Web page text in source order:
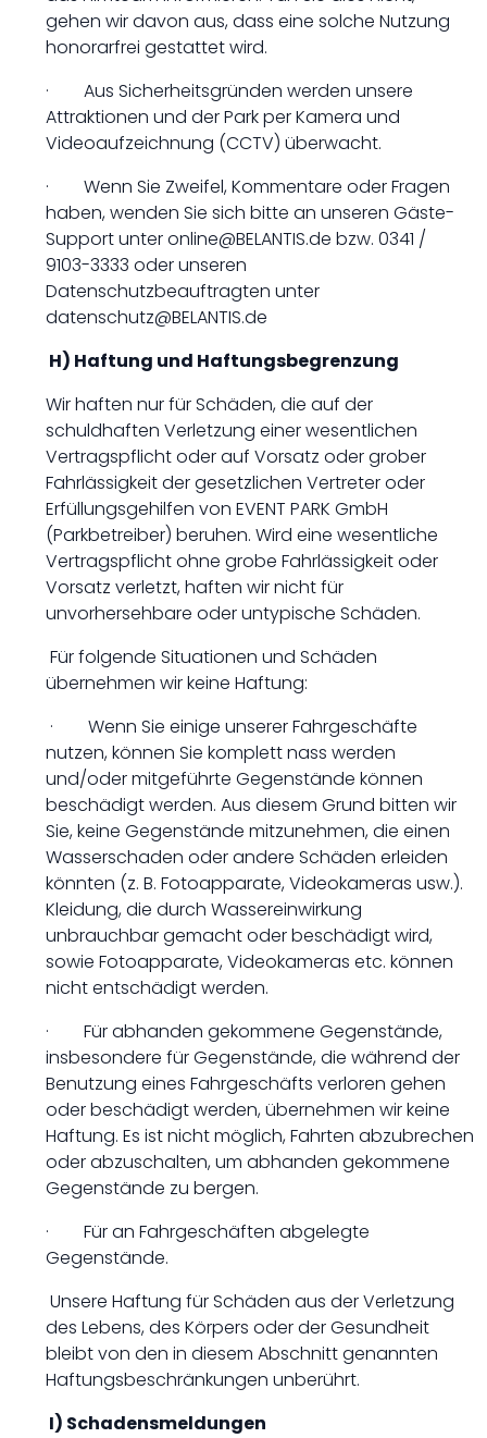
gehen wir davon aus, dass eine solche Nutzung
honorarfrei gestattet wird.
· Aus Sicherheitsgründen werden unsere
Attraktionen und der Park per Kamera und
Videoaufzeichnung (CCTV) überwacht.
· Wenn Sie Zweifel, Kommentare oder Fragen
haben, wenden Sie sich bitte an unseren Gäste-
Support unter online@BELANTIS.de bzw. 0341 /
9103-3333 oder unseren
Datenschutzbeauftragten unter
datenschutz@BELANTIS.de
H) Haftung und Haftungsbegrenzung
Wir haften nur für Schäden, die auf der
schuldhaften Verletzung einer wesentlichen
Vertragspflicht oder auf Vorsatz oder grober
Fahrlässigkeit der gesetzlichen Vertreter oder
Erfüllungsgehilfen von EVENT PARK GmbH
(Parkbetreiber) beruhen. Wird eine wesentliche
Vertragspflicht ohne grobe Fahrlässigkeit oder
Vorsatz verletzt, haften wir nicht für
unvorhersehbare oder untypische Schäden.
Für folgende Situationen und Schäden
übernehmen wir keine Haftung:
· Wenn Sie einige unserer Fahrgeschäfte
nutzen, können Sie komplett nass werden
und/oder mitgeführte Gegenstände können
beschädigt werden. Aus diesem Grund bitten wir
Sie, keine Gegenstände mitzunehmen, die einen
Wasserschaden oder andere Schäden erleiden
könnten (z. B. Fotoapparate, Videokameras usw.).
Kleidung, die durch Wassereinwirkung
unbrauchbar gemacht oder beschädigt wird,
sowie Fotoapparate, Videokameras etc. können
nicht entschädigt werden.
· Für abhanden gekommene Gegenstände,
insbesondere für Gegenstände, die während der
Benutzung eines Fahrgeschäfts verloren gehen
oder beschädigt werden, übernehmen wir keine
Haftung. Es ist nicht möglich, Fahrten abzubrechen
oder abzuschalten, um abhanden gekommene
Gegenstände zu bergen.
· Für an Fahrgeschäften abgelegte
Gegenstände.
Unsere Haftung für Schäden aus der Verletzung
des Lebens, des Körpers oder der Gesundheit
bleibt von den in diesem Abschnitt genannten
Haftungsbeschränkungen unberührt.
I) Schadensmeldungen